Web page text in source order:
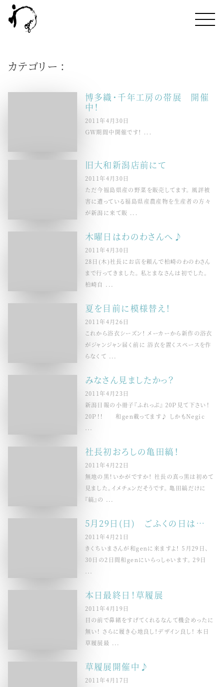
カテゴリー :
博多織・千年工房の帯展 開催
中！
2011年4月30日
ＧＷ期間中開催です！ ...
旧大和新潟店前にて
2011年4月30日
ただ今福島県産の野菜を販売してます。 風評被
害に遭っている福島県産農産物を生産者の方々
が新潟に来て販 ...
木曜日はわのわさんへ♪
2011年4月30日
28日(木)社長にお店を頼んで柏崎のわのわさん
まで行ってきました。 私とまなさんは初でした。
柏崎自 ...
夏を目前に模様替え！
2011年4月26日
これから浴衣シーズン！ メーカーから新作の浴衣
がジャンジャン届く前に 浴衣を置くスペースを作
らなくて ...
みなさん見ましたかっ？
2011年4月23日
新潟日報の小冊子『ふれっぷ』 20Ｐ見て下さい！
20Ｐ！！ 和gen載ってます♪ しかもNegic
...
社長初おろしの亀田縞！
2011年4月22日
無地の黒！いかがですか！ 社長の真っ黒は初めて
見ました。イメチェンだそうです。 亀田縞だけに
『縞』の ...
5月29日(日) ごふくの日は…
2011年4月21日
きくちいまさんが和genに来ますよ！ 5月29日、
30日の2日間和genにいらっしゃいます。 29日
...
本日最終日！草履展
2011年4月19日
目の前で鼻緒をすげてくれるなんて機会めったに
無い！ さらに履き心地良し！デザイン良し！ 本日
草履展最 ...
草履展開催中♪
2011年4月17日